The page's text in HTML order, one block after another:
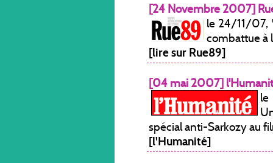
[24 Novembre 2007]
le 24/11/07,
combattue à
[lire sur Rue89]
[04 mai 2007]
spécial anti-Sarkozy au
[l'Humanité]